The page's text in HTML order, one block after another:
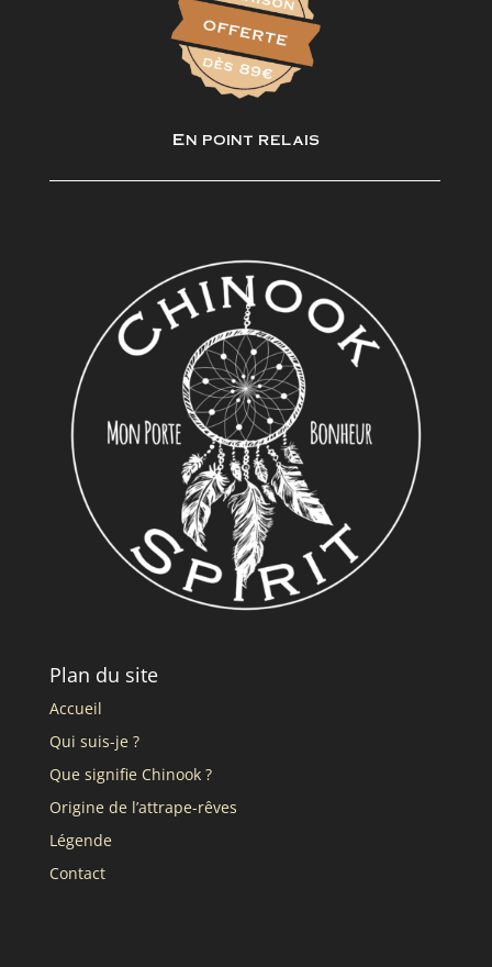
En point relais
Plan du site
Accueil
Qui suis-je ?
Que signifie Chinook ?
Origine de l’attrape-rêves
Légende
Contact